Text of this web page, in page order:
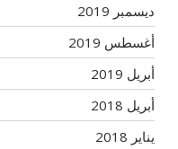
ديسمبر 2019
أغسطس 2019
أبريل 2019
أبريل 2018
يناير 2018